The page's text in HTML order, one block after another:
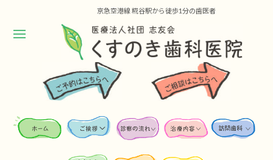
京急空港線 糀谷駅から徒歩1分の歯医者